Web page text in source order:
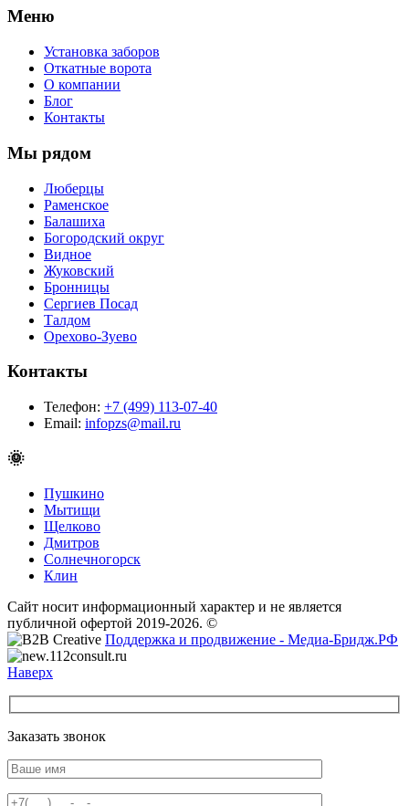
Меню
Установка заборов
Откатные ворота
О компании
Блог
Контакты
Мы рядом
Люберцы
Раменское
Балашиха
Богородский округ
Видное
Жуковский
Бронницы
Сергиев Посад
Талдом
Орехово-Зуево
Контакты
Телефон: +7 (499) 113-07-40
Email: infopzs@mail.ru
🌞
Пушкино
Мытищи
Щелково
Дмитров
Солнечногорск
Клин
Сайт носит информационный характер и не является
публичной офертой 2019-2026. ©
Поддержка и продвижение - Медиа-Бридж.РФ
Наверх
Заказать звонок